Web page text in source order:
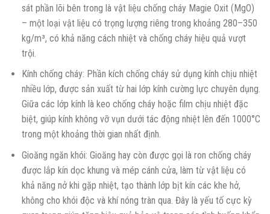
sát phần lõi bên trong là vật liệu chống cháy Magie Oxit (MgO)
– một loại vật liệu có trọng lượng riêng trong khoảng 280–350
kg/m³, có khả năng cách nhiệt và chống cháy hiệu quả vượt
trội.
Kính chống cháy: Phần kích chống cháy sử dụng kính chịu nhiệt
nhiều lớp, được sản xuất từ hai lớp kính cường lực chuyên dụng.
Giữa các lớp kính là keo chống cháy hoặc film chịu nhiệt đặc
biệt, giúp kính không vỡ vụn dưới tác động nhiệt lên đến 1000°C
trong một khoảng thời gian nhất định.
Gioăng ngăn khói: Gioăng hay còn được gọi là ron chống cháy
được lắp kín dọc khung và mép cánh cửa, làm từ vật liệu có
khả năng nở khi gặp nhiệt, tạo thành lớp bịt kín các khe hở,
không cho khói độc và khí nóng tràn qua. Đây là yếu tố cực kỳ